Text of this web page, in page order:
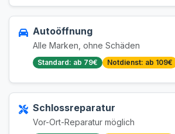
Autoöffnung
Alle Marken, ohne Schäden
Standard: ab 79€ Notdienst: ab 109€
Schlossreparatur
Vor-Ort-Reparatur möglich